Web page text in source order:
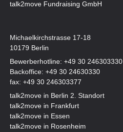
talk2move Fundraising GmbH
Michaelkirchstrasse 17-18
10179 Berlin
Bewerberhotline: +49 30 246303330
Backoffice: +49 30 24630330
fax: +49 30 246303377
talk2move in Berlin 2. Standort
talk2move in Frankfurt
talk2move in Essen
talk2move in Rosenheim